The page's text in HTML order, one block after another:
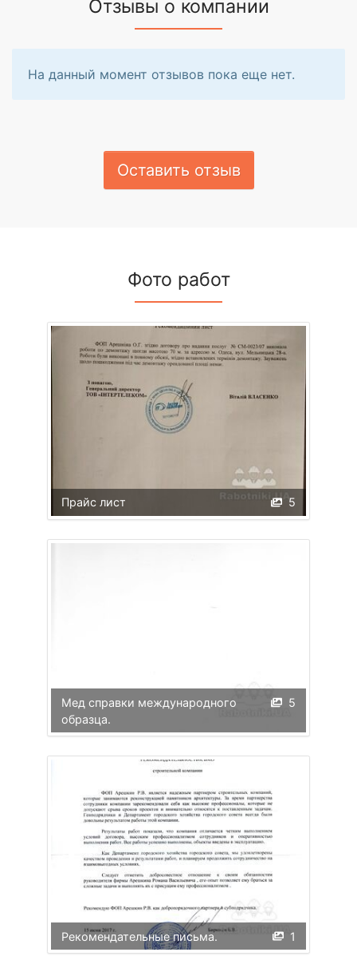
Отзывы о компании
На данный момент отзывов пока еще нет.
Оставить отзыв
Фото работ
5
Прайс лист
5
Мед справки международного
образца.
1
Рекомендательные письма.